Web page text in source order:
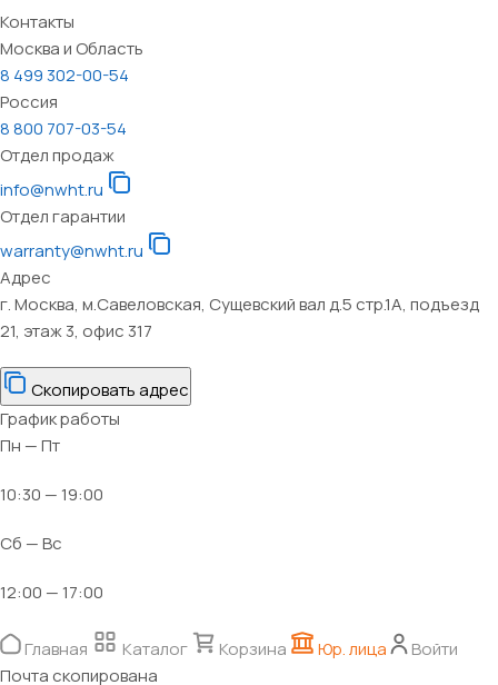
Контакты
Москва и Область
8 499 302-00-54
Россия
8 800 707-03-54
Отдел продаж
info@nwht.ru
Отдел гарантии
warranty@nwht.ru
Адрес
г. Москва, м.Савеловская, Сущевский вал д.5 стр.1А, подъезд
21, этаж 3, офис 317
Скопировать адрес
График работы
Пн — Пт
10:30 — 19:00
Сб — Вс
12:00 — 17:00
Главная Каталог Корзина Юр. лица
Войти
Почта скопирована